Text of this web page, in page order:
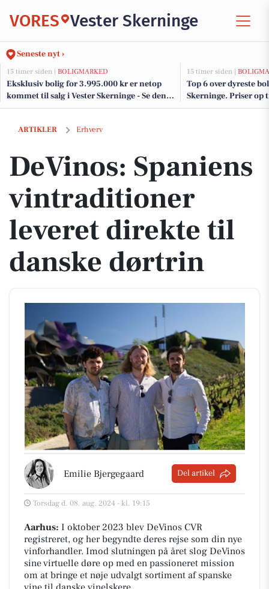
VORES Vester Skerninge
Seneste nyt ›
15 timer siden | BOLIGMARKED
Eksklusiv bolig for 3.995.000 kr er netop
kommet til salg i Vester Skerninge - Se den
og de dyreste boliger her
15 timer siden |
Top 6 over dyreste
Skerninge. Priser op
ARTIKLER Erhverv
DeVinos: Spaniens vintraditioner leveret direkte til danske dørtrin
DeVinos: Spaniens
vintraditioner
leveret direkte til
danske dørtrin
Emilie Bjergegaard Del artikel
Torsdag d. 08. aug. 2024 - kl. 19:15
Aarhus: I oktober 2023 blev DeVinos CVR
registreret, og her begyndte deres rejse som din nye
vinforhandler. Imod slutningen på året slog DeVinos
sine virtuelle døre op med en passioneret mission
om at bringe et nøje udvalgt sortiment af spanske